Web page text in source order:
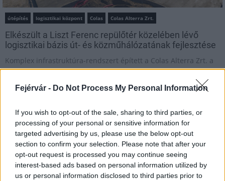
Fejérvár - Do Not Process My Personal Information
If you wish to opt-out of the sale, sharing to third parties, or
processing of your personal or sensitive information for
targeted advertising by us, please use the below opt-out
section to confirm your selection. Please note that after your
opt-out request is processed you may continue seeing
interest-based ads based on personal information utilized by
us or personal information disclosed to third parties prior to
útépítés logisztikai központ Colas Colas Alterra Zrt.
Elkészült a Liszt Ferenc repülőtér közelében lévő
logisztikai bázis út- és közműhálózatának fejlesztése
Komplex infrastruktúra-rendszert épített a Colas Alterra Zrt. a
Liszt Ferenc Nemzetközi Repülőtér közelében. A VGP Park
Budapest Aerozone területén megvalósult vízellátó, szenny- és
csapadékvíz-elvezető rendszerek, az út- és külső elektromos
szolgálja.
Látlelet a hazai víziközművekről?
Egyetlen, fél évszázados vezetéken
múlt Bicske vízellátása